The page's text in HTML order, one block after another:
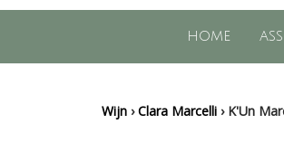
HOME
Wijn ›Clara Marcelli › K'Un